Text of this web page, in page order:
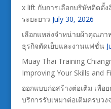
x lift กับการเลือกบริษัทติดตั้
ระยะยาว July 30, 2026
เลือกแหล่งจำหน่ายผ้าคุณภา
ธุรกิจตัดเย็บและงานแฟชั่น
Muay Thai Training
Improving Your Skills and
ออกแบบก่อสร้างต่อเติม เพื่อ
บริการรับเหมาต่อเติมครบวง